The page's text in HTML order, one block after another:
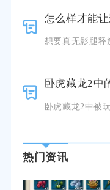
卧虎藏龙2中
热门资讯